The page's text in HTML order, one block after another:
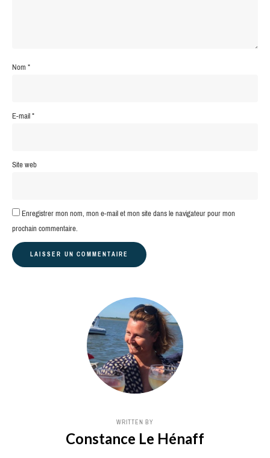
Nom*
E-mail*
Site web
Enregistrer mon nom, mon e-mail et mon site dans le navigateur pour mon
prochain commentaire.
WRITTEN BY
Constance Le Hénaff